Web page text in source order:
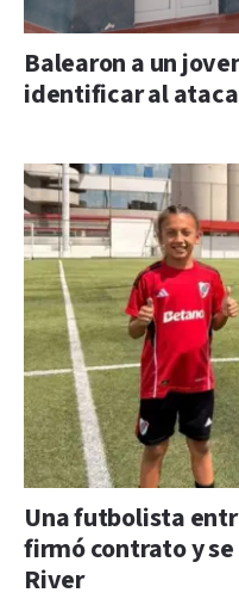
Balearon a un
identificar al
Una futbolista
firmó contrato y
River